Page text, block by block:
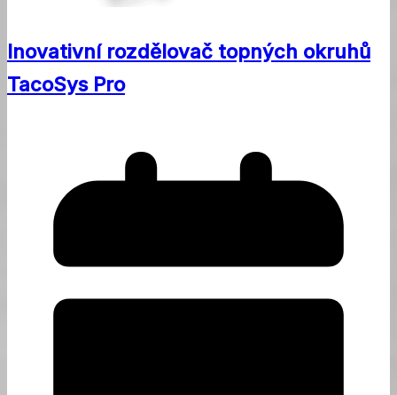
Inovativní rozdělovač topných okruhů
TacoSys Pro